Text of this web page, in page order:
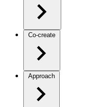
Co-create
Approach